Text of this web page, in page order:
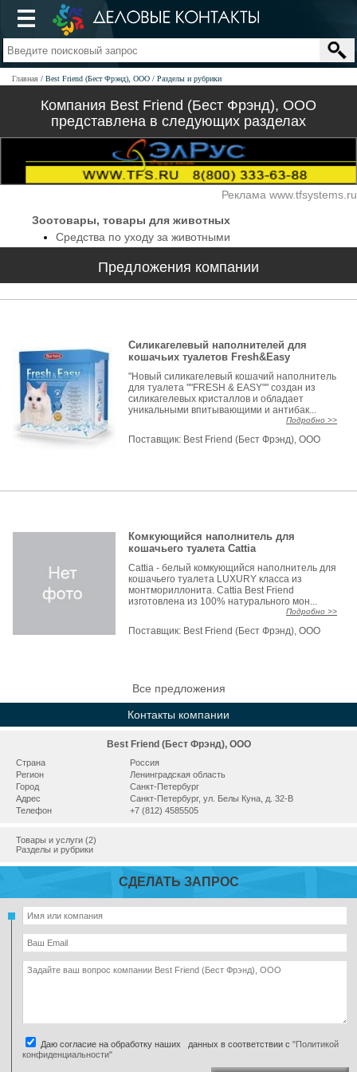
Главная Best Friend (Бест Фрэнд), ООО Разделы и рубрики
Компания Best Friend (Бест Фрэнд), ООО
представлена в следующих разделах
Реклама www.tfsystems.ru
Зоотовары, товары для животных
Средства по уходу за животными
Предложения компании
Силикагелевый наполнителей для
кошачьих туалетов Fresh&Easy
"Новый силикагелевый кошачий наполнитель
для туалета ""FRESH & EASY"" создан из
силикагелевых кристаллов и обладает
уникальными впитывающими и антибак...
Подробно >>
Поставщик: Best Friend (Бест Фрэнд), ООО
Комкующийся наполнитель для
кошачьего туалета Cattia
Cattia - белый комкующийся наполнитель для
кошачьего туалета LUXURY класса из
монтмориллонита. Cattia Best Friend
изготовлена из 100% натурального мон...
Подробно >>
Поставщик: Best Friend (Бест Фрэнд), ООО
Все предложения
Контакты компании
Best Friend (Бест Фрэнд), ООО
Страна
Россия
Регион
Ленинградская область
Город
Санкт-Петербург
Адрес
Санкт-Петербург, ул. Белы Куна, д. 32-В
Телефон
+7 (812) 4585505
Товары и услуги (2)
Разделы и рубрики
СДЕЛАТЬ ЗАПРОС
Даю согласие на обработку наших данных в соответствии с "Политикой
конфиденциальности"